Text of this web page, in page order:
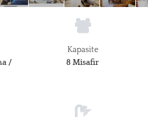
/
Kapasite
8 Misafir